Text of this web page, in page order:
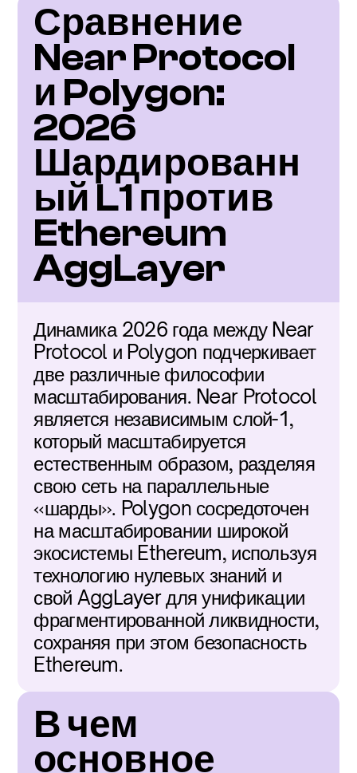
Сравнение
Near Protocol
и Polygon:
2026
Шардированн
ый L1 против
Ethereum
AggLayer
Динамика 2026 года между Near
Protocol и Polygon подчеркивает
две различные философии
масштабирования. Near Protocol
является независимым слой-1,
который масштабируется
естественным образом, разделяя
свою сеть на параллельные
«шарды». Polygon сосредоточен
на масштабировании широкой
экосистемы Ethereum, используя
технологию нулевых знаний и
свой AggLayer для унификации
фрагментированной ликвидности,
сохраняя при этом безопасность
Ethereum.
В чем
основное